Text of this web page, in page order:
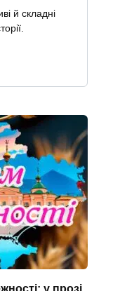
й складні
у прозі